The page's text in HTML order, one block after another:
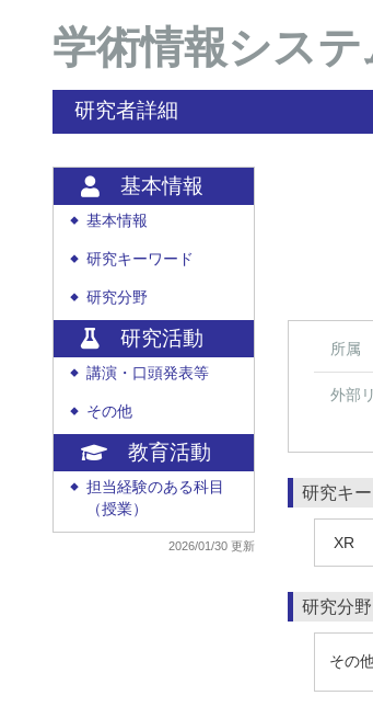
学術情報システ
研究者詳細
基本情報
◆ 基本情報
◆ 研究キーワード
◆ 研究分野
研究活動
◆ 講演・口頭発表等
◆ その他
教育活動
◆
担当経験のある科目
（授業）
2026/01/30 更新
所属
外部
研究キ
XR
研究分野
その